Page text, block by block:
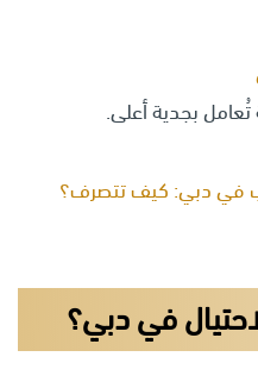
تُعامل بجدية أعلى.
في دبي: كيف تتصرف؟
في دبي؟